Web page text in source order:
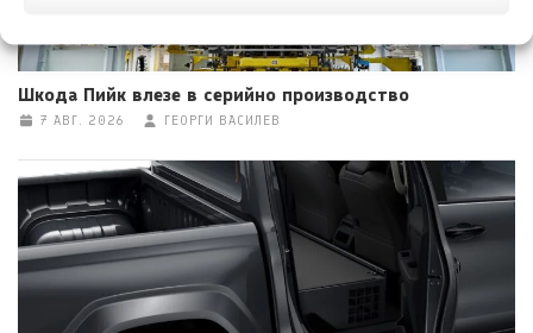
Шкода Пийк влезе в серийно производство
7 АВГ. 2026 ГЕОРГИ ВАСИЛЕВ